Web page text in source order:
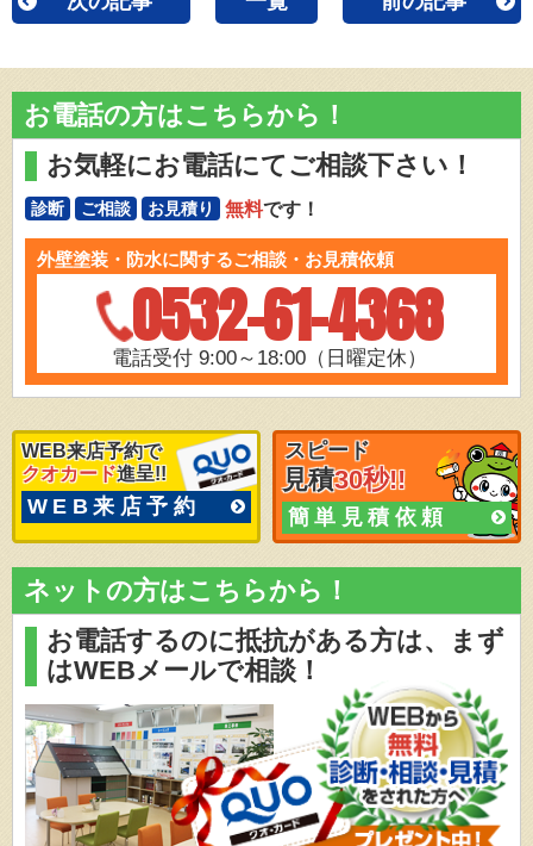
お電話の方はこちらから！
お気軽にお電話にてご相談下さい！
診断 ご相談 お見積り 無料です！
外壁塗装・防水に関するご相談・お見積依頼
0532-61-4368
電話受付 9:00～18:00（日曜定休）
WEB来店予約で
クオカード進呈!!
WEB来店予約
スピード
見積30秒!!
簡単見積依頼
ネットの方はこちらから！
お電話するのに抵抗がある方は、
まず
はWEBメールで相談！